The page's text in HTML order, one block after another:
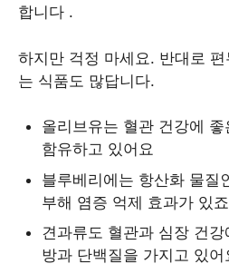
합니다 .
하지만 걱정 마세요. 반대로
는 식품도 많답니다.
올리브유는 혈관 건강에
함유하고 있어요
블루베리에는 항산화 물질
부해 염증 억제 효과가 있죠
견과류도 혈관과 심장 건
방과 단백질을 가지고 있어